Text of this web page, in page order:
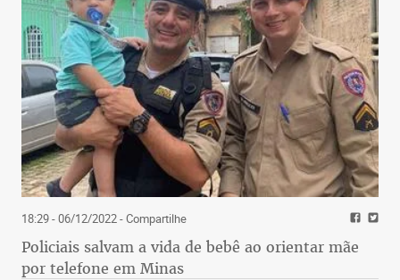
18:29 - 06/12/2022- Compartilhe
Policiais salvam a vida de bebê ao orientar mãe
por telefone em Minas